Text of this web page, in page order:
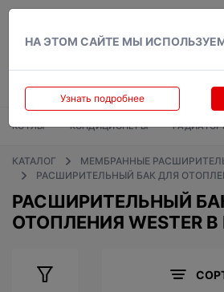
НА ЭТОМ САЙТЕ МЫ
Узнать подробнее
КОТЛЫ КОНДИЦИОНЕРЫ
КАТАЛОГ
МЕМБРАННЫЕ
РАСШИРИТЕЛЬНЫЙ БАК ДЛЯ
РАСШИРИТЕЛЬНЫЙ
ОТОПЛЕНИЯ WESTER